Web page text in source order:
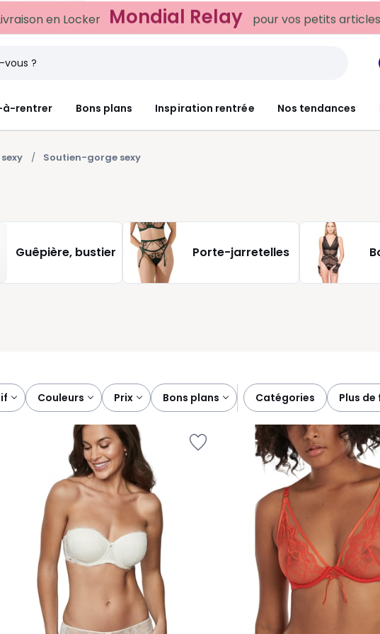
en Locker Mondial Relay pour vos petits articles
à-rentrer Bons plans Inspiration rentrée Nos tendances
Soutien-gorge sexy
Guêpière, bustier Porte-jarretelles
couleurs prix bons plans catégories plus